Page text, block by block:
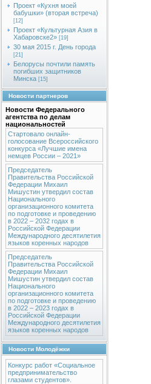
Проект «Кухня моей
бабушки» (вторая встреча)
[12]
Проект «Культурная Азия в
Хабаровске2» [19]
30 мая 2015 г. День города
[21]
Белорусы почтили память
погибших защитников
Минска [15]
Новости партнеров
Новости Федерального
агентства по делам
национальностей
Стартовало онлайн-
голосование Всероссийского
конкурса «Лучшие имена
немцев России – 2021»
Председатель
Правительства Российской
Федерации Михаил
Мишустин утвердил состав
Национального
организационного комитета
по подготовке и проведению
в 2022 – 2032 годах в
Российской Федерации
Международного десятилетия
языков коренных народов
Председатель
Правительства Российской
Федерации Михаил
Мишустин утвердил состав
Национального
организационного комитета
по подготовке и проведению
в 2022 – 2023 годах в
Российской Федерации
Международного десятилетия
языков коренных народов
Новости Молодёжки
Конкурс работ «Социальное
предпринимательство
глазами студентов».